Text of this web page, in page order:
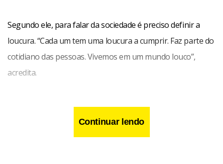
Segundo ele, para falar da sociedade é preciso definir a
loucura. “Cada um tem uma loucura a cumprir. Faz parte do
cotidiano das pessoas. Vivemos em um mundo louco”,
acredita.
Continuar lendo